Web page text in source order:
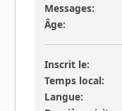
Messages:
Âge:
Inscrit le:
Temps local:
Langue: